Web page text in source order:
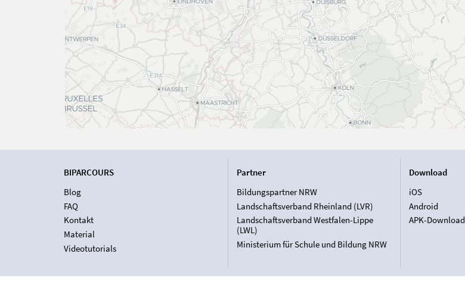
BIPARCOURS
Blog
FAQ
Kontakt
Material
Videotutorials
Partner
Bildungspartner NRW
Landschaftsverband Rheinland (LVR)
Landschaftsverband Westfalen-Lippe
(LWL)
Ministerium für Schule und Bildung NRW
Download
iOS
Android
APK-Download